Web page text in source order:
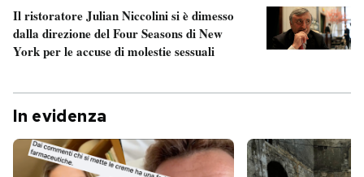
Il ristoratore Julian Niccolini si è dimesso
dalla direzione del Four Seasons di New
York per le accuse di molestie sessuali
In evidenza